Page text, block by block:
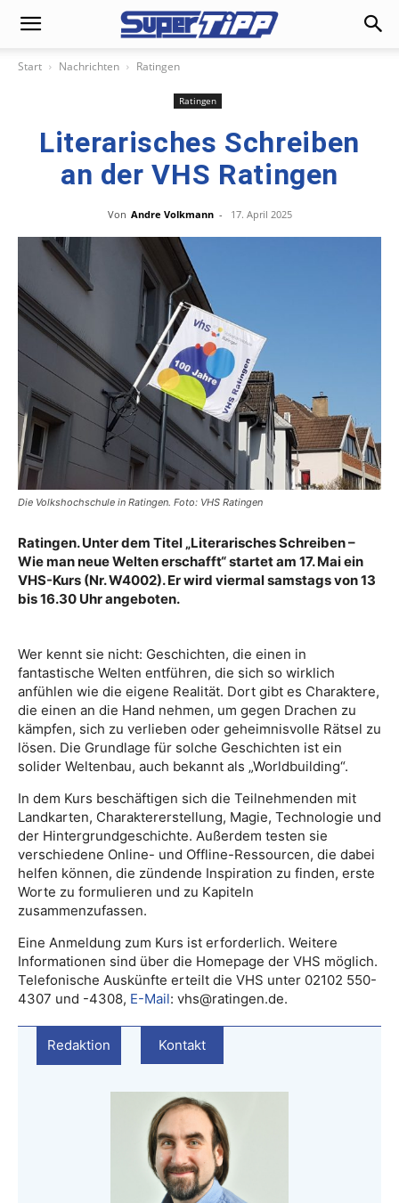
Start Nachrichten Ratingen
Ratingen
Literarisches Schreiben
an der VHS Ratingen
Von Andre Volkmann - 17. April 2025
Die Volkshochschule in Ratingen. Foto: VHS Ratingen
Ratingen. Unter dem Titel „Literarisches Schreiben –
Wie man neue Welten erschafft“ startet am 17. Mai ein
VHS-Kurs (Nr. W4002). Er wird viermal samstags von 13
bis 16.30 Uhr angeboten.
Wer kennt sie nicht: Geschichten, die einen in
fantastische Welten entführen, die sich so wirklich
anfühlen wie die eigene Realität. Dort gibt es Charaktere,
die einen an die Hand nehmen, um gegen Drachen zu
kämpfen, sich zu verlieben oder geheimnisvolle Rätsel zu
lösen. Die Grundlage für solche Geschichten ist ein
solider Weltenbau, auch bekannt als „Worldbuilding“.
In dem Kurs beschäftigen sich die Teilnehmenden mit
Landkarten, Charaktererstellung, Magie, Technologie und
der Hintergrundgeschichte. Außerdem testen sie
verschiedene Online- und Offline-Ressourcen, die dabei
helfen können, die zündende Inspiration zu finden, erste
Worte zu formulieren und zu Kapiteln
zusammenzufassen.
Eine Anmeldung zum Kurs ist erforderlich. Weitere
Informationen sind über die Homepage der VHS möglich.
Telefonische Auskünfte erteilt die VHS unter 02102 550-
4307 und -4308, E-Mail: vhs@ratingen.de.
Redaktion Kontakt